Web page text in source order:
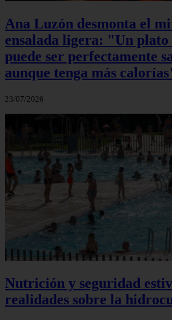
Ana Luzón desmonta el
ensalada ligera: "Un
puede ser perfectamente
aunque tenga más
23/07/2026
Nutrición y seguridad
realidades sobre la